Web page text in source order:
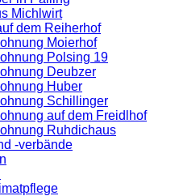
Michlwirt
dem Reiherhof
Moierhof
Polsing 19
Deubzer
Huber
Schillinger
auf dem Freidlhof
Ruhdichaus
-verbände